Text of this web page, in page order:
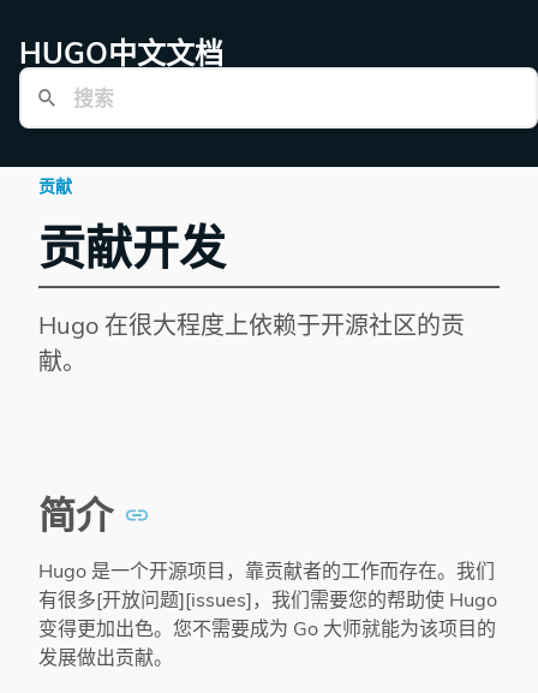
HUGO中文文档
贡献
贡献开发
Hugo 在很大程度上依赖于开源社区的贡
献。
简介
Hugo 是一个开源项目，靠贡献者的工作而存在。我们
有很多[开放问题][issues]，我们需要您的帮助使 Hugo
变得更加出色。您不需要成为 Go 大师就能为该项目的
发展做出贡献。